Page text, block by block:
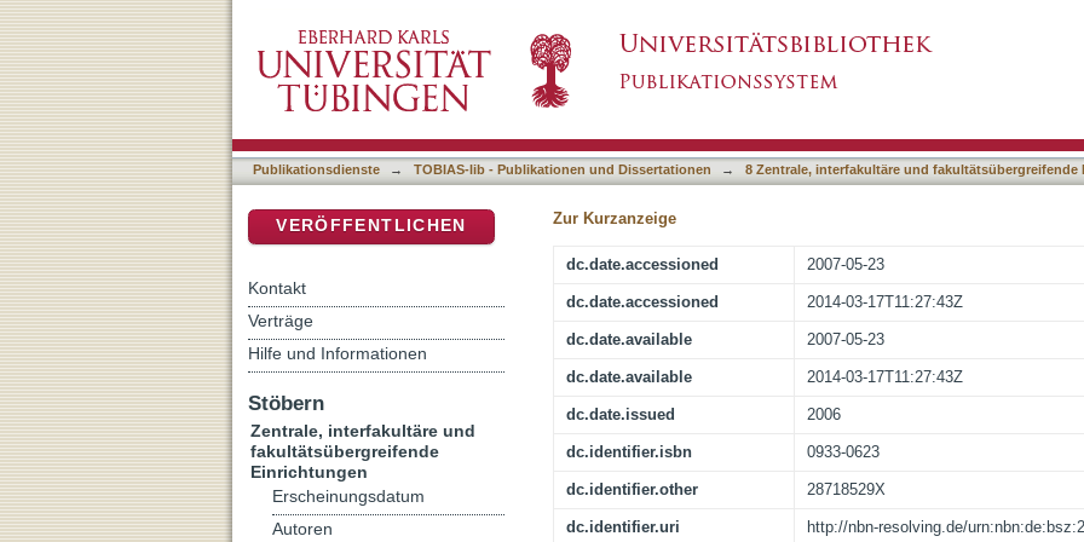
Bibliothekssystem der Universität Tübingen
Publikationsdienste → TOBIAS-lib - Publikationen und Dissertationen → 8 Zentrale, interfakultäre und fakultätsübergreifende
Zur Kurzanzeige
dc.date.accessioned 2007-05-23
dc.date.accessioned 2014-03-17T11:27:43Z
dc.date.available 2007-05-23
dc.date.available 2014-03-17T11:27:43Z
dc.date.issued 2006
dc.identifier.isbn 0933-0623
dc.identifier.other 28718529X
dc.identifier.uri http://nbn-resolving.de/
VERÖFFENTLICHEN
Kontakt
Verträge
Hilfe und Informationen
Stöbern
Zentrale, interfakultäre und
fakultätsübergreifende
Einrichtungen
Erscheinungsdatum
Autoren